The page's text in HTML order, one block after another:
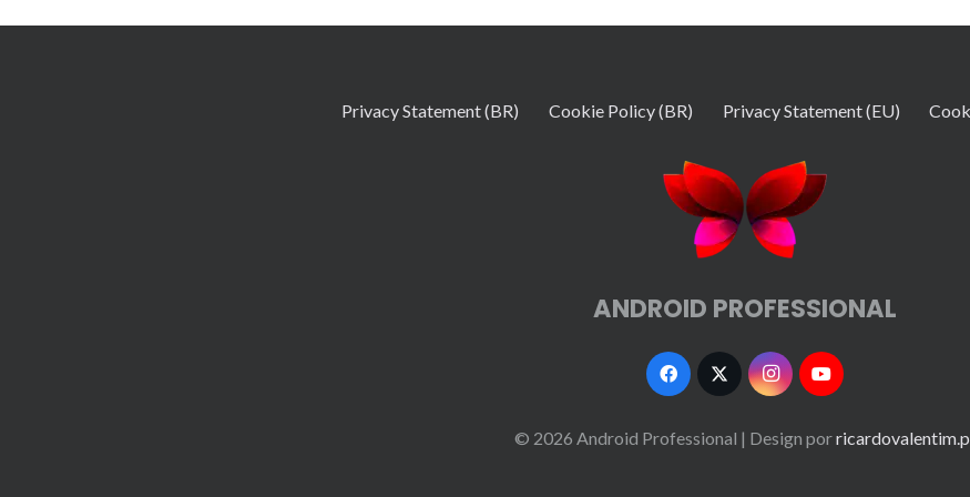
Privacy Statement (BR) Cookie Policy (BR) Privacy Statement (EU)
ANDROID PROFESSIONAL
© 2026 Android Professional | Design por